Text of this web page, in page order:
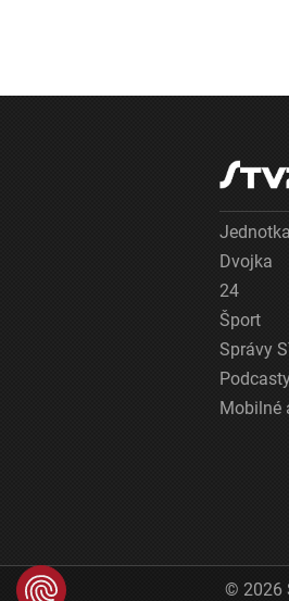
Jednotka
Dvojka
24
Šport
Správy
Mobilné
© 2026